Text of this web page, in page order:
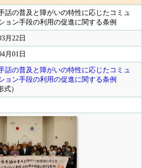
話の普及と障がいの特性に応じたコミュ
ョン手段の利用の促進に関する条例
月22日
月01日
話の普及と障がいの特性に応じたコミュ
ョン手段の利用の促進に関する条例
式）